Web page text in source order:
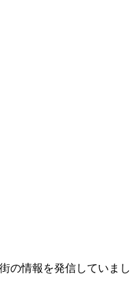
の情報を発信していまし